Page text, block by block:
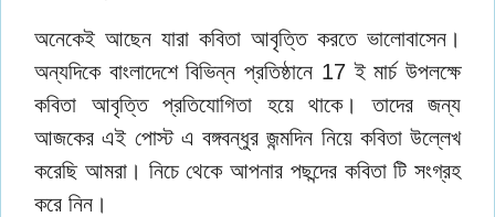
অনেকেই আছেন যারা কবিতা আবৃত্তি করতে ভালোবাসেন।
অন্যদিকে বাংলাদেশে বিভিন্ন প্রতিষ্ঠানে 17 ই মার্চ উপলক্ষে
কবিতা আবৃত্তি প্রতিযোগিতা হয়ে থাকে। তাদের জন্য
আজকের এই পোস্ট এ বঙ্গবন্ধুর জন্মদিন নিয়ে কবিতা উল্লেখ
করেছি আমরা। নিচে থেকে আপনার পছন্দের কবিতা টি সংগ্রহ
করে নিন।